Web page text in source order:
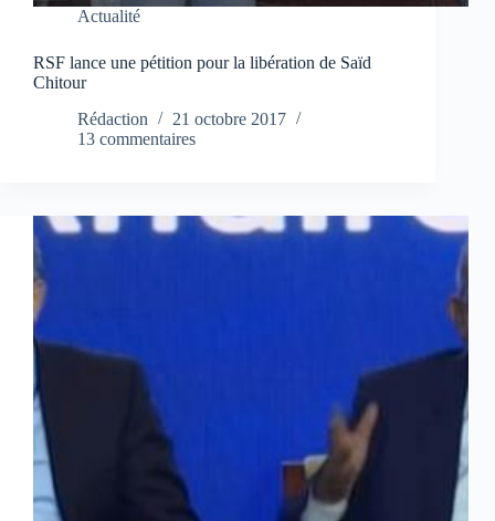
Actualité
RSF lance une pétition pour la libération de Saïd
Chitour
Rédaction
21 octobre 2017
13 commentaires